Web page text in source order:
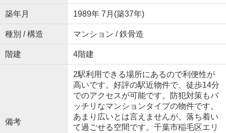
築年月 1989年 7月(築37年)
種別 / 構造 マンション / 鉄骨造
階建 4階建
備考
2駅利用できる場所にあるので利便性が
高いです。好評の駅近物件で、徒歩14分
でのアクセスが可能です。防犯対策もバ
ッチリなマンションタイプの物件です。
あまり広いとは言えませんが、落ち着い
て過ごせる空間です。千葉市稲毛区エリ